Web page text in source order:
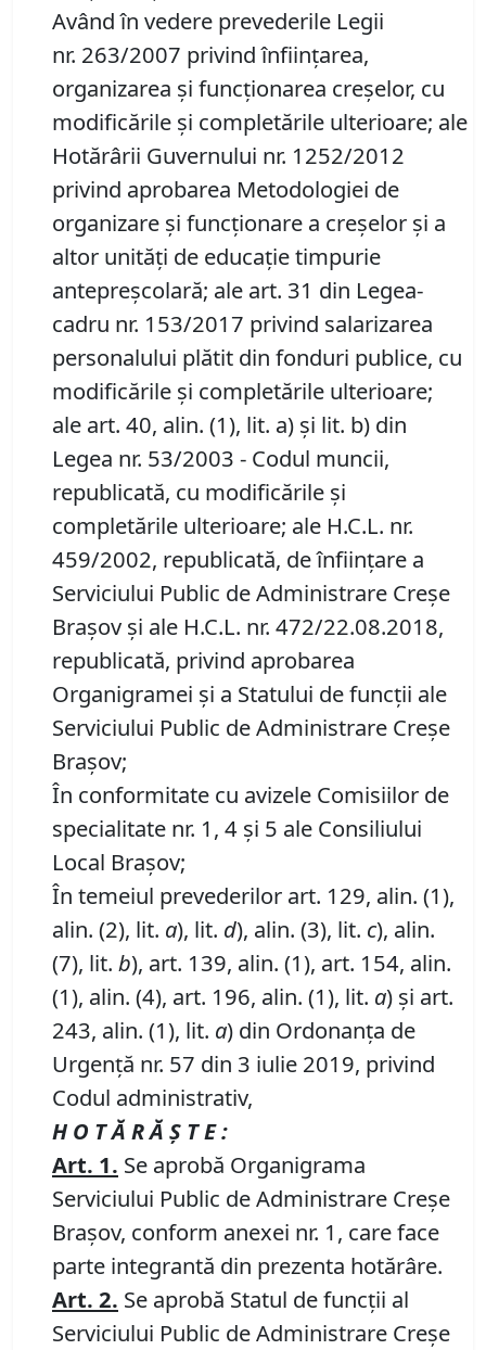
Având în vedere prevederile Legii
nr. 263/2007 privind înființarea,
organizarea și funcționarea creșelor, cu
modificările și completările ulterioare; ale
Hotărârii Guvernului nr. 1252/2012
privind aprobarea Metodologiei de
organizare și funcționare a creșelor și a
altor unități de educație timpurie
antepreșcolară; ale art. 31 din Legea-
cadru nr. 153/2017 privind salarizarea
personalului plătit din fonduri publice, cu
modificările și completările ulterioare;
ale art. 40, alin. (1), lit. a) și lit. b) din
Legea nr. 53/2003 - Codul muncii,
republicată, cu modificările și
completările ulterioare; ale H.C.L. nr.
459/2002, republicată, de înființare a
Serviciului Public de Administrare Creșe
Brașov și ale H.C.L. nr. 472/22.08.2018,
republicată, privind aprobarea
Organigramei și a Statului de funcții ale
Serviciului Public de Administrare Creșe
Brașov;
În conformitate cu avizele Comisiilor de
specialitate nr. 1, 4 și 5 ale Consiliului
Local Brașov;
În temeiul prevederilor art. 129, alin. (1),
alin. (2), lit. a), lit. d), alin. (3), lit. c), alin.
(7), lit. b), art. 139, alin. (1), art. 154, alin.
(1), alin. (4), art. 196, alin. (1), lit. a) și art.
243, alin. (1), lit. a) din Ordonanța de
Urgență nr. 57 din 3 iulie 2019, privind
Codul administrativ,
H O T Ă R Ă Ş T E :
Art. 1. Se aprobă Organigrama
Serviciului Public de Administrare Creșe
Brașov, conform anexei nr. 1, care face
parte integrantă din prezenta hotărâre.
Art. 2. Se aprobă Statul de funcții al
Serviciului Public de Administrare Creșe